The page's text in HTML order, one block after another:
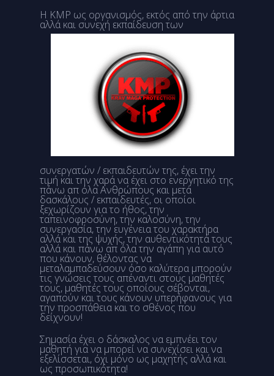
Η KMP ως οργανισμός, εκτός από την άρτια
αλλά και συνεχή εκπαίδευση των
συνεργατών / εκπαιδευτών της, έχει την
τιμή και την χαρά να έχει στο ενεργητικό της
πάνω απ όλα Ανθρώπους και μετά
δασκάλους / εκπαιδευτές, οι οποίοι
ξεχωρίζουν για το ήθος, την
ταπεινοφροσύνη, την καλοσύνη, την
συνεργασία, την ευγένεια του χαρακτήρα
αλλά και της ψυχής, την αυθεντικότητά τους
αλλά και πάνω απ όλα την αγάπη για αυτό
που κάνουν, θέλοντας να
μεταλαμπαδεύσουν όσο καλύτερα μπορούν
τις γνώσεις τους απέναντι στους μαθητές
τους, μαθητές τους οποίους σέβονται,
αγαπούν και τους κάνουν υπερήφανους για
την προσπάθεια και το σθένος που
δείχνουν!
Σημασία έχει ο δάσκαλος να εμπνέει τον
μαθητή για να μπορεί να συνεχίσει και να
εξελίσσεται, όχι μόνο ως μαχητής αλλά και
ως προσωπικότητα!